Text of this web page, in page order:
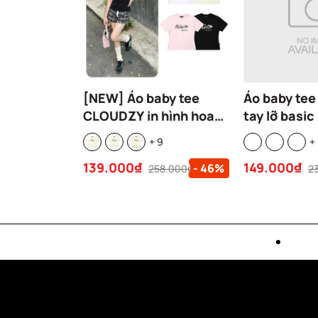
[NEW] Áo baby tee
CLOUDZY in hình hoa
hồng ôm dáng y2k
100% cotton 250gsm
áo phông cộc tay nữ
+ 9
139.000₫ 258.000₫ - 46%
Áo baby
tay lỡ
Cloudzy
form rộng
BBT SHIBA
+
149.000₫